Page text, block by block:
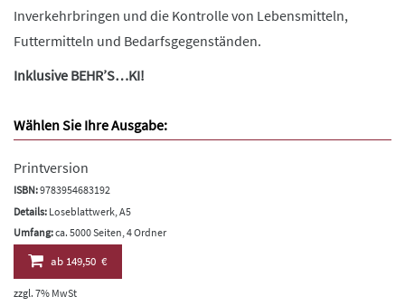
Inverkehrbringen und die Kontrolle von Lebensmitteln,
Futtermitteln und Bedarfsgegenständen.
Inklusive BEHR’S…KI!
Wählen Sie Ihre Ausgabe:
Printversion
ISBN:9783954683192
Details: Loseblattwerk, A5
Umfang:ca. 5000 Seiten, 4 Ordner
ab149,50 €
zzgl. 7% MwSt